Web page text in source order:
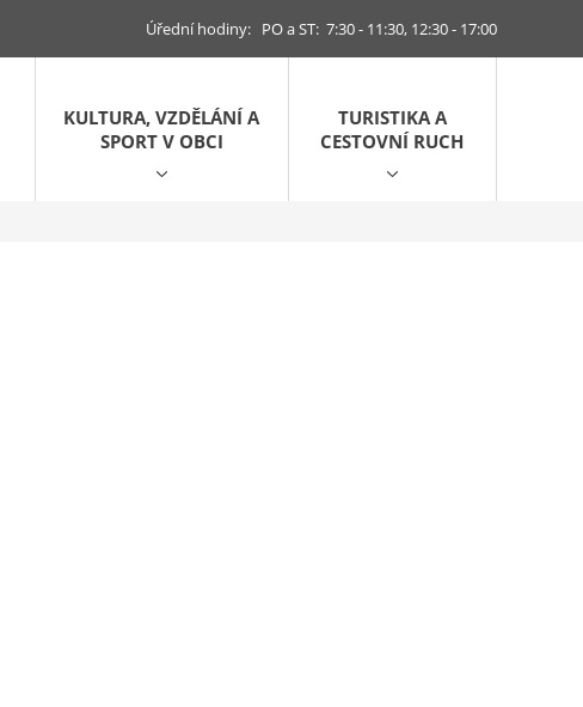
Úřední hodiny: PO a ST: 7:30 - 11:30, 12:30 - 17:00
KULTURA, VZDĚLÁNÍ A
SPORT V OBCI
TURISTIKA A
CESTOVNÍ RUCH